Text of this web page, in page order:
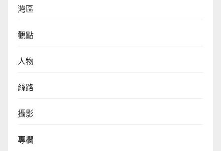
灣區
觀點
人物
絲路
攝影
專欄